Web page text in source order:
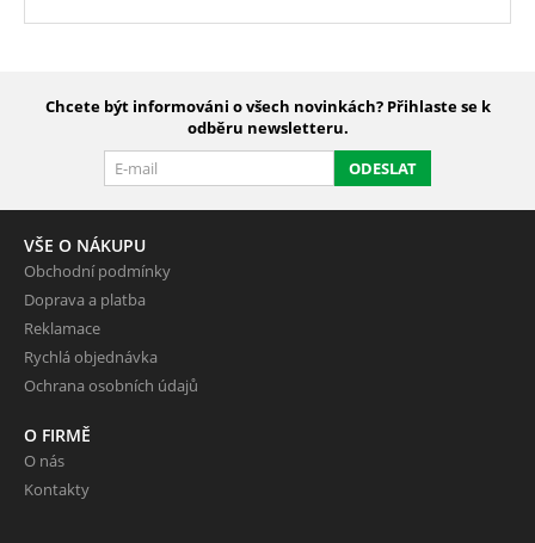
Chcete být informováni o všech novinkách? Přihlaste se k
odběru newsletteru.
ODESLAT
VŠE O NÁKUPU
Obchodní podmínky
Doprava a platba
Reklamace
Rychlá objednávka
Ochrana osobních údajů
O FIRMĚ
O nás
Kontakty